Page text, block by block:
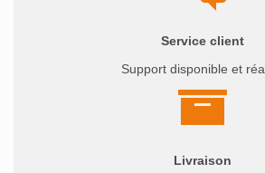
Service client
Support disponible et
Livraison